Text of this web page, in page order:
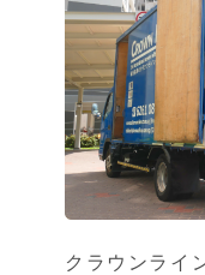
クラウンライ